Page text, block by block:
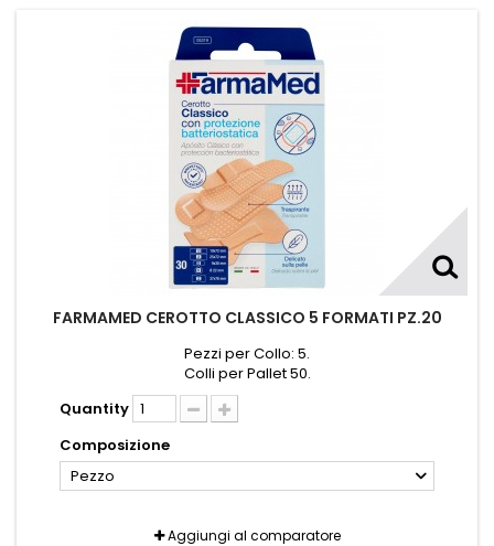
FARMAMED CEROTTO CLASSICO 5 FORMATI PZ.20
Pezzi per Collo: 5.
Colli per Pallet 50.
Quantity
Composizione
Pezzo
Aggiungi al comparatore